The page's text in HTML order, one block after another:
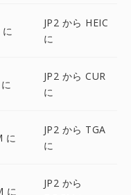
JP2 から HEIC
に
JP2 から CUR
に
に
JP2 から TGA
に
に
JP2 から